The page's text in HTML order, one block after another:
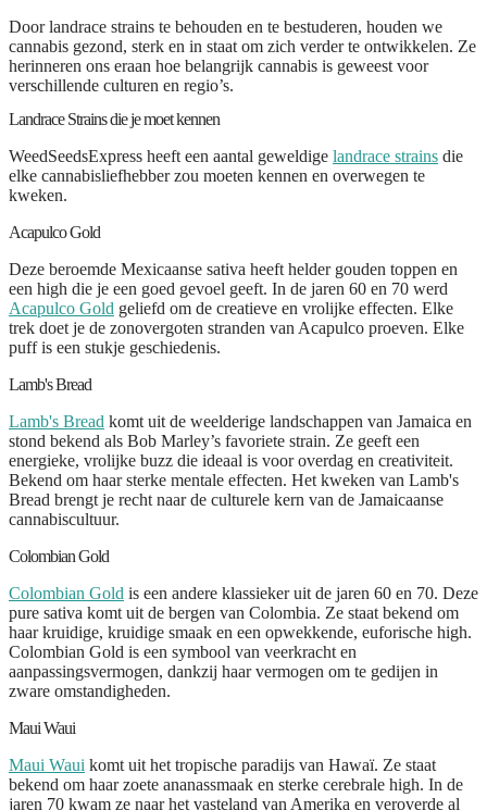
Door landrace strains te behouden en te bestuderen, houden we
cannabis gezond, sterk en in staat om zich verder te ontwikkelen. Ze
herinneren ons eraan hoe belangrijk cannabis is geweest voor
verschillende culturen en regio’s.
Landrace Strains die je moet kennen
WeedSeedsExpress heeft een aantal geweldige landrace strains die
elke cannabisliefhebber zou moeten kennen en overwegen te
kweken.
Acapulco Gold
Deze beroemde Mexicaanse sativa heeft helder gouden toppen en
een high die je een goed gevoel geeft. In de jaren 60 en 70 werd
Acapulco Gold geliefd om de creatieve en vrolijke effecten. Elke
trek doet je de zonovergoten stranden van Acapulco proeven. Elke
puff is een stukje geschiedenis.
Lamb's Bread
Lamb's Bread komt uit de weelderige landschappen van Jamaica en
stond bekend als Bob Marley’s favoriete strain. Ze geeft een
energieke, vrolijke buzz die ideaal is voor overdag en creativiteit.
Bekend om haar sterke mentale effecten. Het kweken van Lamb's
Bread brengt je recht naar de culturele kern van de Jamaicaanse
cannabiscultuur.
Colombian Gold
Colombian Gold is een andere klassieker uit de jaren 60 en 70. Deze
pure sativa komt uit de bergen van Colombia. Ze staat bekend om
haar kruidige, kruidige smaak en een opwekkende, euforische high.
Colombian Gold is een symbool van veerkracht en
aanpassingsvermogen, dankzij haar vermogen om te gedijen in
zware omstandigheden.
Maui Waui
Maui Waui komt uit het tropische paradijs van Hawaï. Ze staat
bekend om haar zoete ananassmaak en sterke cerebrale high. In de
jaren 70 kwam ze naar het vasteland van Amerika en veroverde al